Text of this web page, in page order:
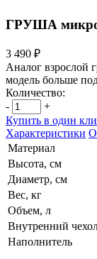
ГРУША
3 490 ₽
Аналог взрослой
модель больше
Количество:
-
+
Купить в один
Характеристики О
Материал
Высота, см
Диаметр, см
Вес, кг
Объем, л
Внутренний
Наполнитель